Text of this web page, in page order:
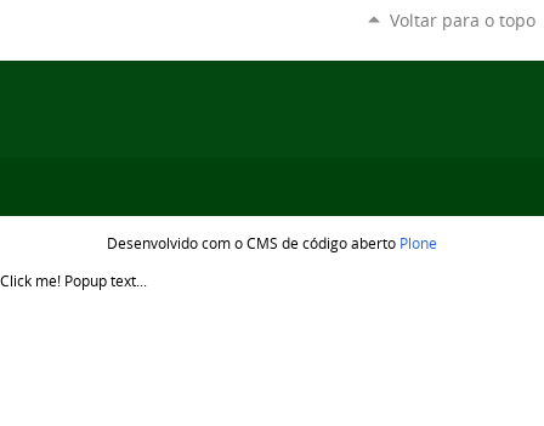
Voltar para o topo
Desenvolvido com o CMS de código aberto Plone
Click me! Popup text...